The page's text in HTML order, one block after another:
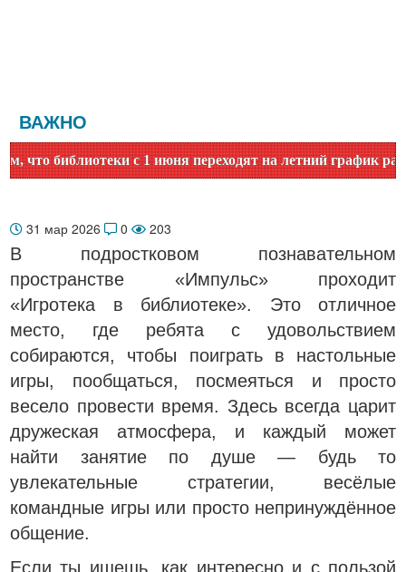
ВАЖНО
библиотеки с 1 июня переходят на летний график
31 мар 2026 0 203
В подростковом познавательном
пространстве «Импульс» проходит
«Игротека в библиотеке». Это отличное
место, где ребята с удовольствием
собираются, чтобы поиграть в настольные
игры, пообщаться, посмеяться и просто
весело провести время. Здесь всегда царит
дружеская атмосфера, и каждый может
найти занятие по душе — будь то
увлекательные стратегии, весёлые
командные игры или просто непринуждённое
общение.
Если ты ищешь, как интересно и с пользой